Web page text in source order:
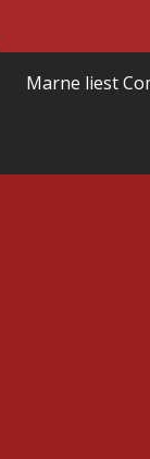
Marne liest